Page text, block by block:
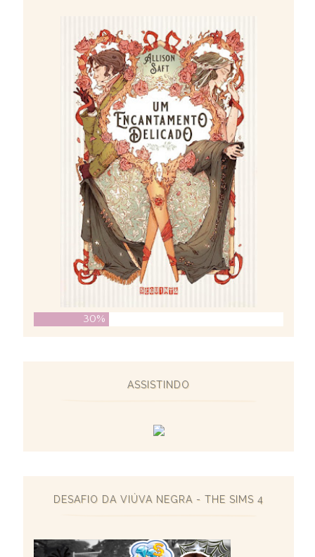
30%
ASSISTINDO
DESAFIO DA VIÚVA NEGRA - THE SIMS 4